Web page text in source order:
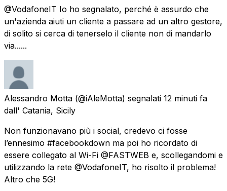
@VodafoneIT Io ho segnalato, perché è assurdo che
un'azienda aiuti un cliente a passare ad un altro gestore,
di solito si cerca di tenerselo il cliente non di mandarlo
via......
Alessandro Motta (@iAleMotta) segnalati 12 minuti fa
dall' Catania, Sicily
Non funzionavano più i social, credevo ci fosse
l’ennesimo #facebookdown ma poi ho ricordato di
essere collegato al Wi-Fi @FASTWEB e, scollegandomi e
utilizzando la rete @VodafoneIT, ho risolto il problema!
Altro che 5G!